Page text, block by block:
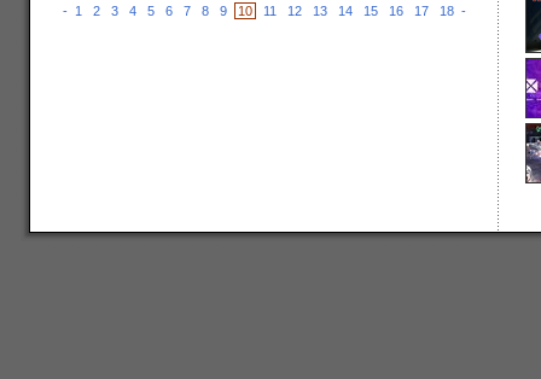
- 1 2 3 4 5 6 7 8 9 10 11 12 13 14 15 16 17 18 -